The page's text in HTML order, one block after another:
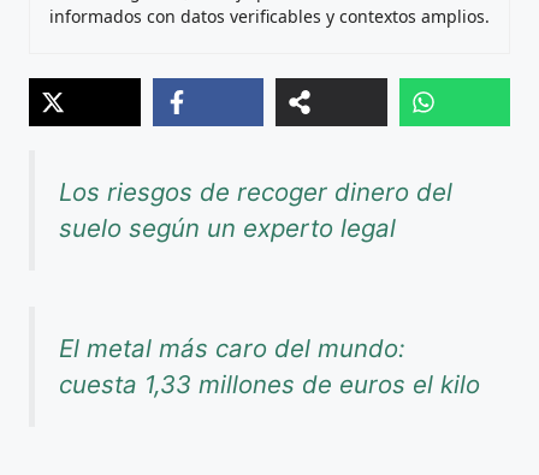
informados con datos verificables y contextos amplios.
Los riesgos de recoger dinero del
suelo según un experto legal
El metal más caro del mundo:
cuesta 1,33 millones de euros el kilo